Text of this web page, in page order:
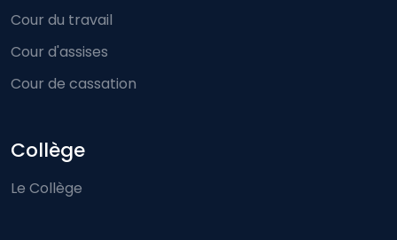
Cour du travail
Cour d'assises
Cour de cassation
Collège
Le Collège